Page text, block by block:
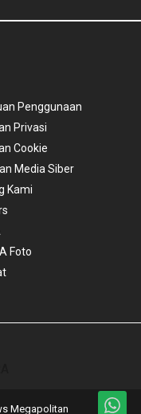
Penggunaan
Privasi
Cookie
Media Siber
Kami
Foto
Megapolitan